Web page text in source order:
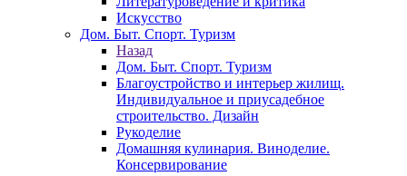
Искусство
Дом. Быт. Спорт. Туризм
Назад
Дом. Быт. Спорт. Туризм
Благоустройство и интерьер жилищ.
Индивидуальное и приусадебное
строительство. Дизайн
Рукоделие
Домашняя кулинария. Виноделие.
Консервирование